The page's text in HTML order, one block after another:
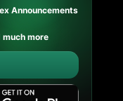
Announcements
much more